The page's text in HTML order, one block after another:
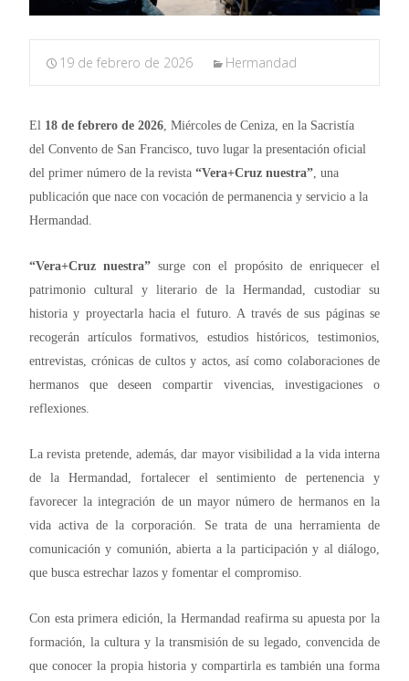
19 de febrero de 2026 Hermandad
El 18 de febrero de 2026 , Miércoles de Ceniza, en la Sacristía
del Convento de San Francisco , tuvo lugar la presentación oficial
del primer número de la revista “Vera+Cruz nuestra” , una
publicación que nace con vocación de permanencia y servicio a la
Hermandad.
“Vera+Cruz nuestra” surge con el propósito de enriquecer el
patrimonio cultural y literario de la Hermandad, custodiar su
historia y proyectarla hacia el futuro. A través de sus páginas se
recogerán artículos formativos, estudios históricos, testimonios,
entrevistas, crónicas de cultos y actos, así como colaboraciones de
hermanos que deseen compartir vivencias, investigaciones o
reflexiones.
La revista pretende, además, dar mayor visibilidad a la vida interna
de la Hermandad, fortalecer el sentimiento de pertenencia y
favorecer la integración de un mayor número de hermanos en la
vida activa de la corporación. Se trata de una herramienta de
comunicación y comunión, abierta a la participación y al diálogo,
que busca estrechar lazos y fomentar el compromiso.
Con esta primera edición, la Hermandad reafirma su apuesta por la
formación, la cultura y la transmisión de su legado, convencida de
que conocer la propia historia y compartirla es también una forma